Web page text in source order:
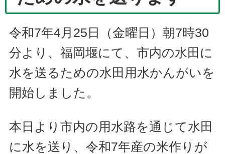
令和7年4月25日（金曜日）朝7時30
分より、福岡堰にて、市内の水田に
水を送るための水田用水かんがいを
開始しました。
本日より市内の用水路を通じて水田
に水を送り、令和7年産の米作りが